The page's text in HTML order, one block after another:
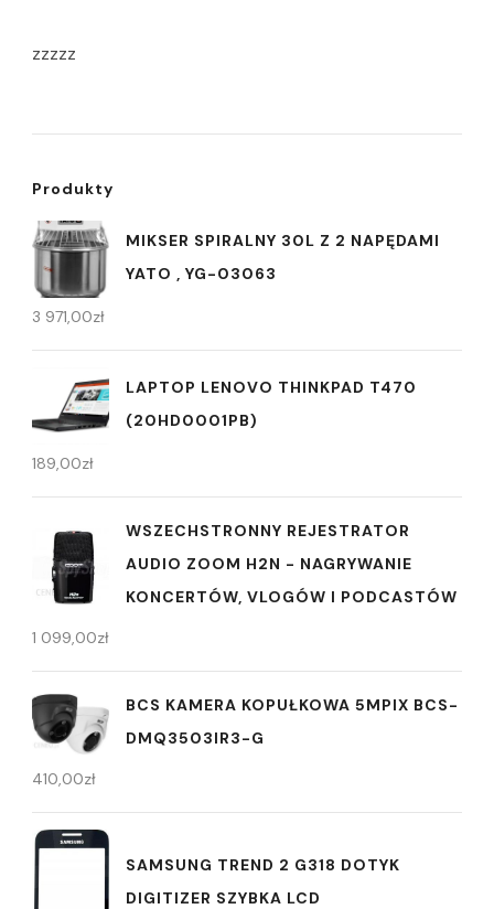
zzzzz
Produkty
MIKSER SPIRALNY 30L Z 2 NAPĘDAMI
YATO , YG-03063
3 971,00zł
LAPTOP LENOVO THINKPAD T470
(20HD0001PB)
189,00zł
WSZECHSTRONNY REJESTRATOR
AUDIO ZOOM H2N - NAGRYWANIE
KONCERTÓW, VLOGÓW I PODCASTÓW
1 099,00zł
BCS KAMERA KOPUŁKOWA 5MPIX BCS-
DMQ3503IR3-G
410,00zł
SAMSUNG TREND 2 G318 DOTYK
DIGITIZER SZYBKA LCD